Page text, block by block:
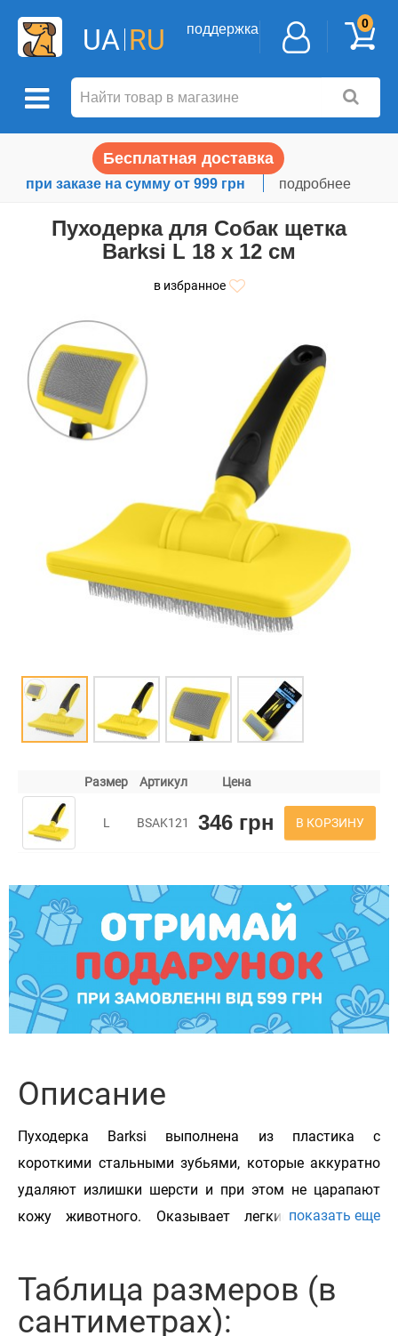
UA RU поддержка 0
Бесплатная доставка
при заказе на сумму от 999 грн подробнее
Пуходерка для Собак щетка
Barksi L 18 х 12 см
в избранное
Размер Артикул Цена
L BSAK121 346 грн В КОРЗИНУ
Описание
Пуходерка Barksi выполнена из пластика с
короткими стальными зубьями, которые аккуратно
удаляют излишки шерсти и при этом не царапают
кожу животного. Оказывает легкие массажные
дополнительный объем. Данный инструмент
разработан для длинной, короткой и кучерявой
показать еще
Таблица размеров (в
сантиметрах):